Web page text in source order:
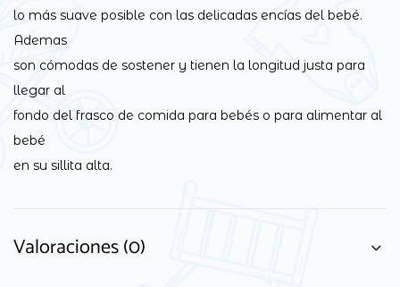
lo más suave posible con las delicadas encías del bebé.
Ademas
son cómodas de sostener y tienen la longitud justa para
llegar al
fondo del frasco de comida para bebés o para alimentar al
bebé
en su sillita alta.
Valoraciones (0)